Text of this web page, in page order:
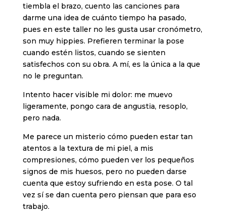
tiembla el brazo, cuento las canciones para
darme una idea de cuánto tiempo ha pasado,
pues en este taller no les gusta usar cronómetro,
son muy hippies. Prefieren terminar la pose
cuando estén listos, cuando se sienten
satisfechos con su obra. A mí, es la única a la que
no le preguntan.
Intento hacer visible mi dolor: me muevo
ligeramente, pongo cara de angustia, resoplo,
pero nada.
Me parece un misterio cómo pueden estar tan
atentos a la textura de mi piel, a mis
compresiones, cómo pueden ver los pequeños
signos de mis huesos, pero no pueden darse
cuenta que estoy sufriendo en esta pose. O tal
vez sí se dan cuenta pero piensan que para eso
trabajo.